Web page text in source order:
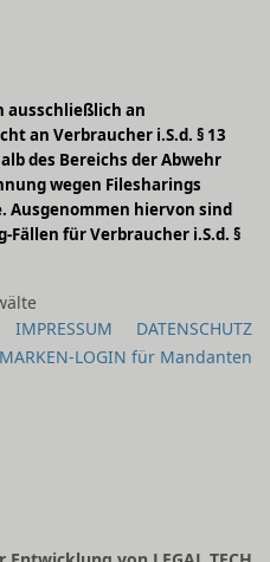
ausschließlich an
an Verbraucher i.S.d. § 13
des Bereichs der Abwehr
wegen Filesharings
Ausgenommen hiervon sind
für Verbraucher i.S.d. §
IMPRESSUM
DATENSCHUTZ
MARKEN-LOGIN für Mandanten